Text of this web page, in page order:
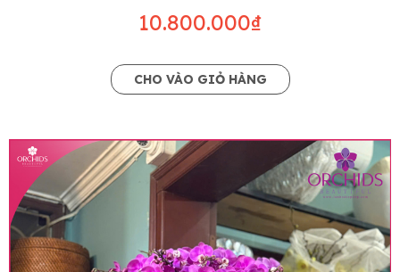
10.800.000₫
CHO VÀO GIỎ HÀNG